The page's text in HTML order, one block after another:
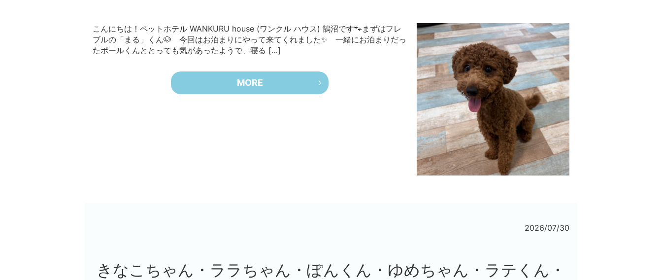
こんにちは！ペットホテル WANKURU house (ワンクル ハウス) 鵠沼です🐾まずはフレ
ブルの「まる」くん🐶 今回はお泊まりにやって来てくれました✨ 一緒にお泊まりだっ
たポールくんととっても気があったようで、寝る […]
MORE
2026/07/30
きなこちゃん・ララちゃん・ぽんくん・ゆめちゃん・ラテくん・